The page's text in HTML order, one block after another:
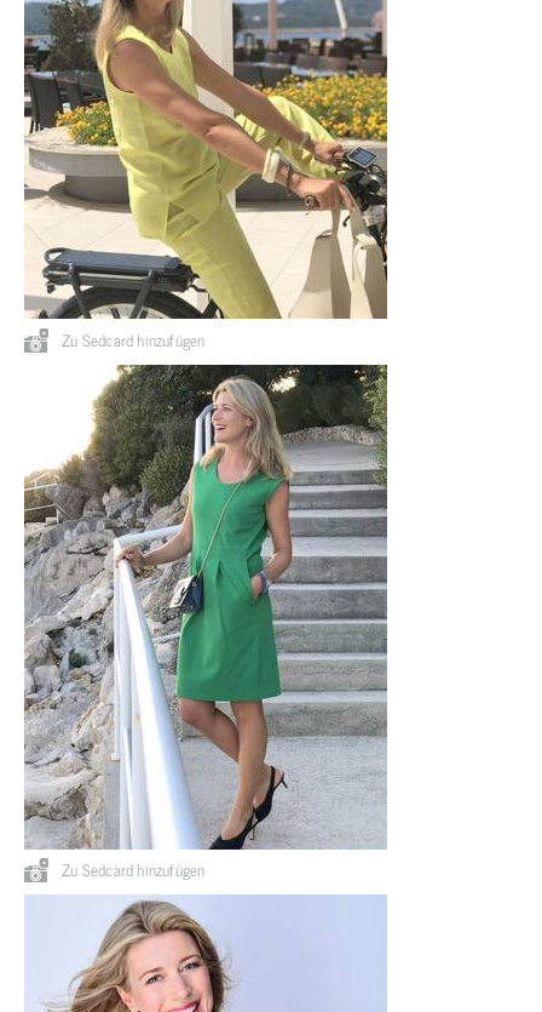
Zu Sedcard hinzufügen
Zu Sedcard hinzufügen